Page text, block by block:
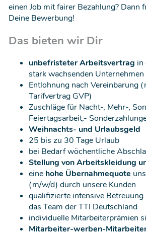
einen Job mit fairer Bezahlung? Dann
Deine Bewerbung!
Das bieten wir Dir
unbefristeter Arbeitsvertrag in
stark wachsenden Unternehmen
Entlohnung nach Vereinbarung
Tarifvertrag GVP)
Zuschläge für Nacht-, Mehr-,
Feiertagsarbeit,-
Weihnachts- und Urlaubsgeld
25 bis zu 30 Tage Urlaub
bei Bedarf wöchentliche
Stellung von Arbeitskleidung
eine hohe Übernahmequote
(m/w/d) durch unsere Kunden
qualifizierte intensive
das Team der TTI Deutschland
individuelle Mitarbeiterprämien
Mitarbeiter-werben-